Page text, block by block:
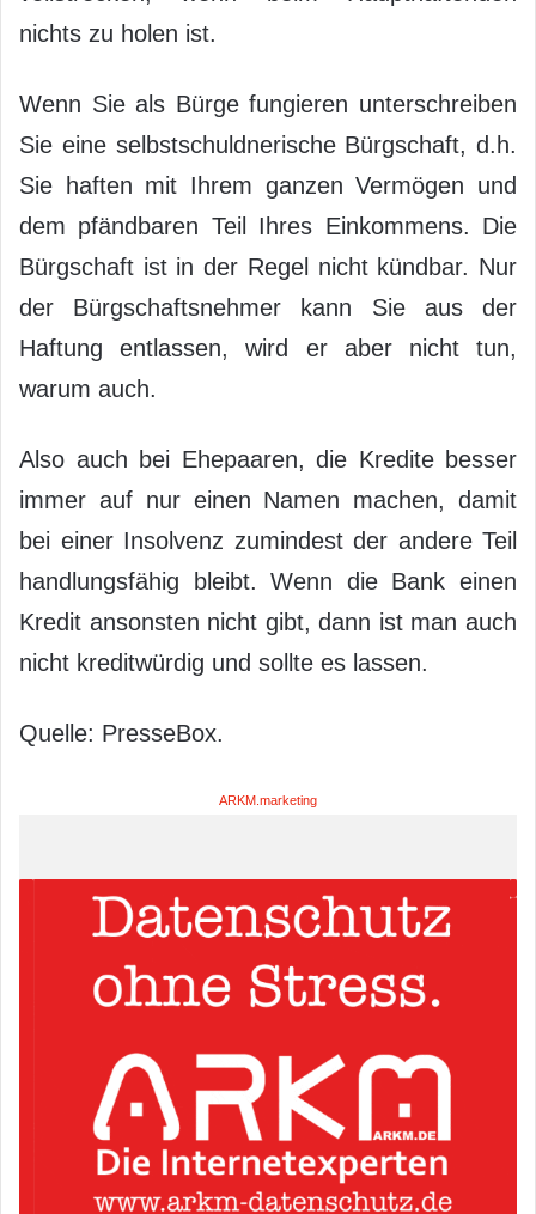
nichts zu holen ist.
Wenn Sie als Bürge fungieren unterschreiben
Sie eine selbstschuldnerische Bürgschaft, d.h.
Sie haften mit Ihrem ganzen Vermögen und
dem pfändbaren Teil Ihres Einkommens. Die
Bürgschaft ist in der Regel nicht kündbar. Nur
der Bürgschaftsnehmer kann Sie aus der
Haftung entlassen, wird er aber nicht tun,
warum auch.
Also auch bei Ehepaaren, die Kredite besser
immer auf nur einen Namen machen, damit
bei einer Insolvenz zumindest der andere Teil
handlungsfähig bleibt. Wenn die Bank einen
Kredit ansonsten nicht gibt, dann ist man auch
nicht kreditwürdig und sollte es lassen.
Quelle: PresseBox.
ARKM.marketing